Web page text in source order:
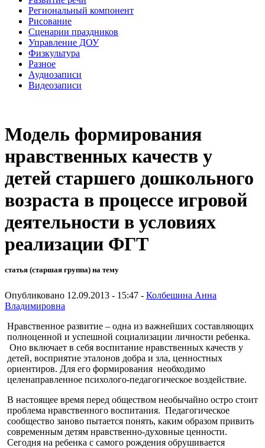
Региональный компонент
Рисование
Сценарии праздников
Управление ДОУ
Физкультура
Разное
Аудиозаписи
Видеозаписи
Модель формирования
нравственных качеств у
детей старшего дошкольного
возраста в процессе игровой
деятельности в условиях
реализации ФГТ
статья (старшая группа) на тему
Опубликовано 12.09.2013 - 15:47 - Колбешина Анна
Владимировна
Нравственное развитие – одна из важнейших составляющих
полноценной и успешной социализации личности ребенка.
Оно включает в себя воспитание нравственных качеств у
детей, восприятие эталонов добра и зла, ценностных
ориентиров. Для его формирования необходимо
целенаправленное психолого-педагогическое воздействие.
В настоящее время перед обществом необычайно остро стоит
проблема нравственного воспитания. Педагогическое
сообщество заново пытается понять, каким образом привить
современным детям нравственно-духовные ценности.
Сегодня на ребенка с самого рождения обрушивается